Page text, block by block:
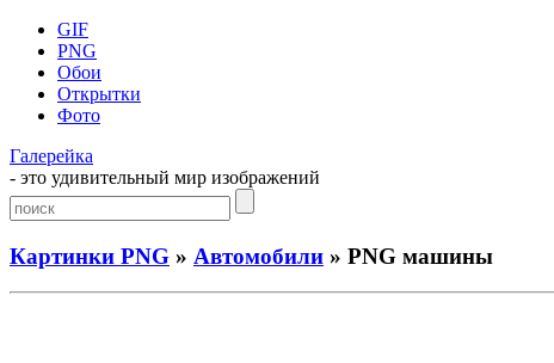
GIF
PNG
Обои
Открытки
Фото
Галерейка
- это удивительный мир изображений
Картинки PNG » Автомобили » PNG машины